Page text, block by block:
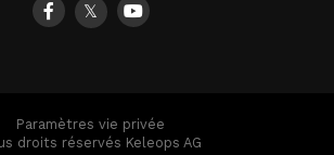
𝕏
Paramètres vie privée
droits réservés Keleops AG